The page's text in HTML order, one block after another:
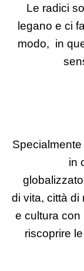
Le radici
legano e ci
modo, in
in
di vita, città
e cultura con
riscoprire